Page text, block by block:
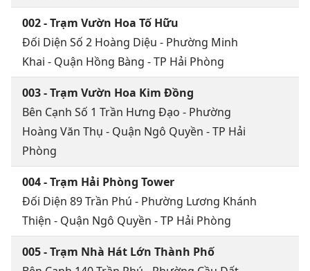
002 - Trạm Vườn Hoa Tố Hữu
Đối Diện Số 2 Hoàng Diệu - Phường Minh
Khai - Quận Hồng Bàng - TP Hải Phòng
003 - Trạm Vườn Hoa Kim Đồng
Bên Cạnh Số 1 Trần Hưng Đạo - Phường
Hoàng Văn Thụ - Quận Ngô Quyền - TP Hải
Phòng
004 - Trạm Hải Phòng Tower
Đối Diện 89 Trần Phú - Phường Lương Khánh
Thiện - Quận Ngô Quyền - TP Hải Phòng
005 - Trạm Nhà Hát Lớn Thành Phố